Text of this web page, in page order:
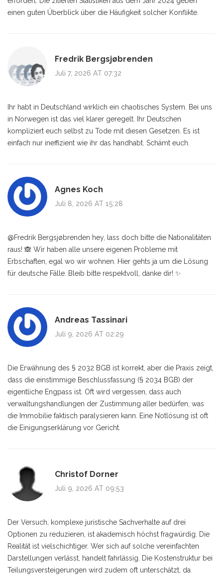
einen guten Überblick über die Häufigkeit solcher Konflikte.
Fredrik Bergsjøbrenden
Juli 7, 2026 AT 07:32
Ihr habt in Deutschland wirklich ein chaotisches System. Bei uns
in Norwegen ist das viel klarer geregelt. Ihr Deutschen
kompliziert euch selbst zu Tode mit diesen Gesetzen. Es ist
einfach nur ineffizient wie ihr das handhabt. Schämt euch.
Agnes Koch
Juli 8, 2026 AT 15:28
@Fredrik Bergsjøbrenden hey, lass doch bitte die Nationalitäten
raus! 🙈 Wir haben alle unsere eigenen Probleme mit
Erbschaften, egal wo wir wohnen. Hier gehts ja um die Lösung
für deutsche Fälle. Bleib bitte respektvoll, danke dir! ✨
Andreas Tassinari
Juli 9, 2026 AT 02:29
Die Erwähnung des § 2032 BGB ist korrekt, aber die Praxis zeigt,
dass die einstimmige Beschlussfassung (§ 2034 BGB) der
eigentliche Engpass ist. Oft wird vergessen, dass auch
verwaltungshandlungen der Zustimmung aller bedürfen, was
die Immobilie faktisch paralysieren kann. Eine Notlösung ist oft
die Einigungserklärung vor Gericht.
Christof Dorner
Juli 9, 2026 AT 09:53
Der Versuch, komplexe juristische Sachverhalte auf drei
Optionen zu reduzieren, ist akademisch höchst fragwürdig. Die
Realität ist vielschichtiger. Wer sich auf solche vereinfachten
Darstellungen verlässt, handelt fahrlässig. Die Kostenstruktur bei
Teilungsversteigerungen wird zudem oft unterschätzt, da